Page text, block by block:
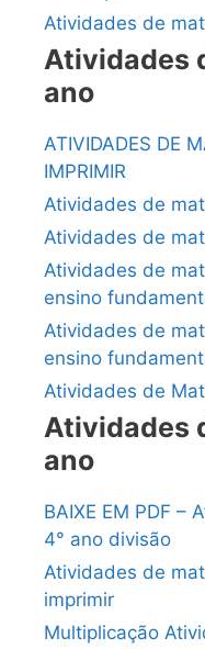
Atividades de
Atividades
ano
ATIVIDADES DE
IMPRIMIR
Atividades de
Atividades de
Atividades de
ensino
Atividades de
ensino
Atividades de
Atividades
ano
BAIXE EM PDF –
4° ano divisão
Atividades de
imprimir
Multiplicação